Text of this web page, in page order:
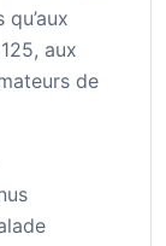
aux
de